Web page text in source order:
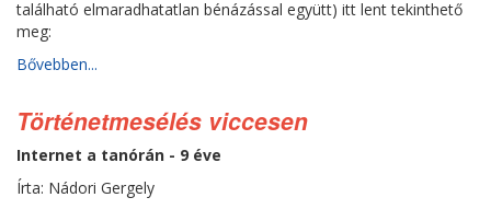
található elmaradhatatlan bénázással együtt) itt lent tekinthető
meg:
Bővebben...
Történetmesélés viccesen
Internet a tanórán - 9 éve
Írta: Nádori Gergely